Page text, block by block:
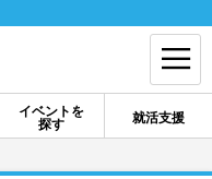
イベントを
探す
就活支援
ログイン